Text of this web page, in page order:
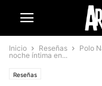
Inicio Reseñas
Polo
noche íntima en...
Reseñas